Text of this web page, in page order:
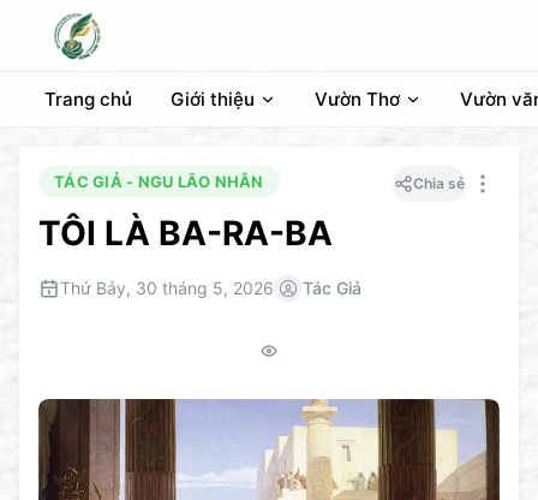
Trang chủ Giới thiệu Vườn Thơ Vườn
TÁC GIẢ - NGU LÃO NHÂN
TÔI LÀ BA-RA-BA
Chia sẻ
Thứ Bảy, 30 tháng 5, 2026 Tác Giả